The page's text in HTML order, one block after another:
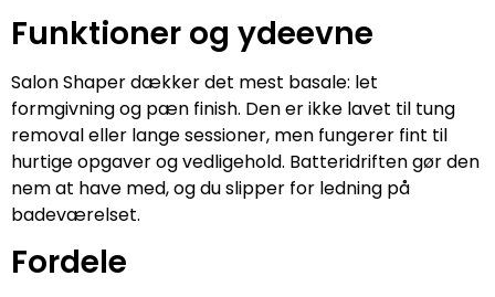
Funktioner og ydeevne
Salon Shaper dækker det mest basale: let
formgivning og pæn finish. Den er ikke lavet til tung
removal eller lange sessioner, men fungerer fint til
hurtige opgaver og vedligehold. Batteridriften gør den
nem at have med, og du slipper for ledning på
badeværelset.
Fordele